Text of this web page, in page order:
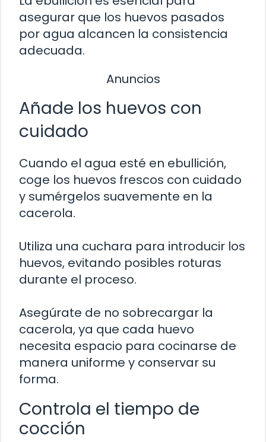
asegurar que los huevos pasados
por agua alcancen la consistencia
adecuada.
Anuncios
Añade los huevos con
cuidado
Cuando el agua esté en ebullición,
coge los huevos frescos con cuidado
y sumérgelos suavemente en la
cacerola.
Utiliza una cuchara para introducir los
huevos, evitando posibles roturas
durante el proceso.
Asegúrate de no sobrecargar la
cacerola, ya que cada huevo
necesita espacio para cocinarse de
manera uniforme y conservar su
forma.
Controla el tiempo de
cocción